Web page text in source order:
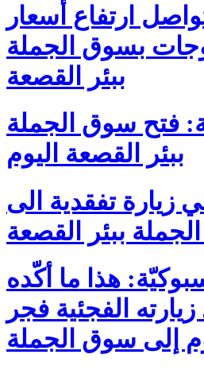
ارتفاع أسعار
بسوق الجملة
ببئر القصعة
فتح سوق الجملة
ببئر القصعة اليوم
زيارة تفقدية الى
ببئر القصعة
هذا ما أكّده
الفجئية فجر
إلى سوق الجملة